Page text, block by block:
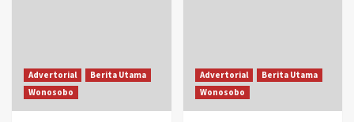
Advertorial
Berita Utama
Wonosobo
Advertorial
Berita Utama
Wonosobo